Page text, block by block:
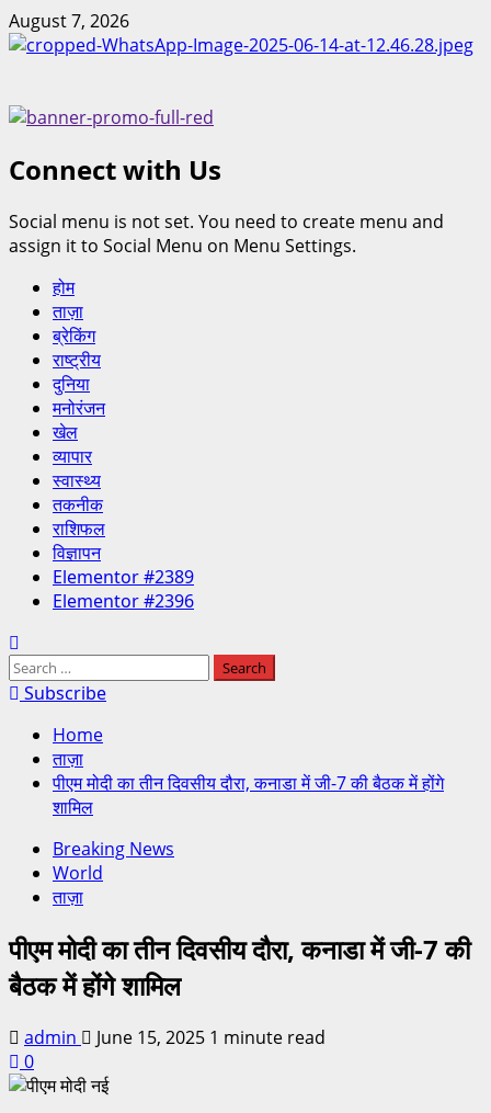
Skip
to
August 7, 2026
Connect with Us
Social menu is not set. You need to create menu and
assign it to Social Menu on Menu Settings.
Primary
Menu
होम
ताज़ा
ब्रेकिंग
राष्ट्रीय
दुनिया
मनोरंजन
खेल
व्यापार
स्वास्थ्य
तकनीक
राशिफल
विज्ञापन
Elementor #2389
Elementor #2396
Search
for:Subscribe
Home
ताज़ा
पीएम मोदी का तीन दिवसीय दौरा, कनाडा में जी-7 की बैठक में होंगे
शामिल
Breaking News
World
ताज़ा
पीएम मोदी का तीन दिवसीय दौरा, कनाडा में जी-7 की
बैठक में होंगे शामिल
admin June 15, 2025 1 minute read
0